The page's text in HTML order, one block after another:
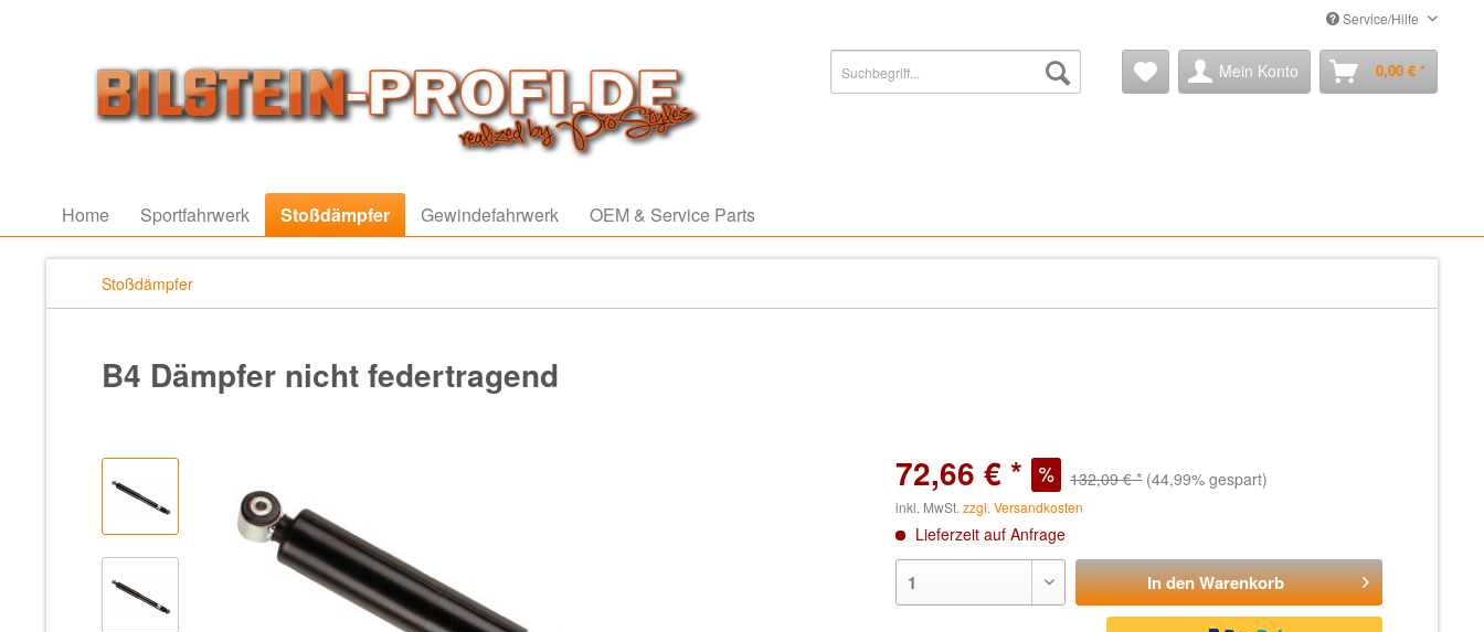
Service/Hilfe
Mein Konto 0,00 € *
Home Sportfahrwerk Stoßdämpfer Gewindefahrwerk OEM & Service Parts
Stoßdämpfer
B4 Dämpfer nicht federtragend
72,66 € * 132,09 € * (44,99% gespart)
inkl. MwSt.zzgl. Versandkosten
Lieferzeit auf Anfrage
In denWarenkorb